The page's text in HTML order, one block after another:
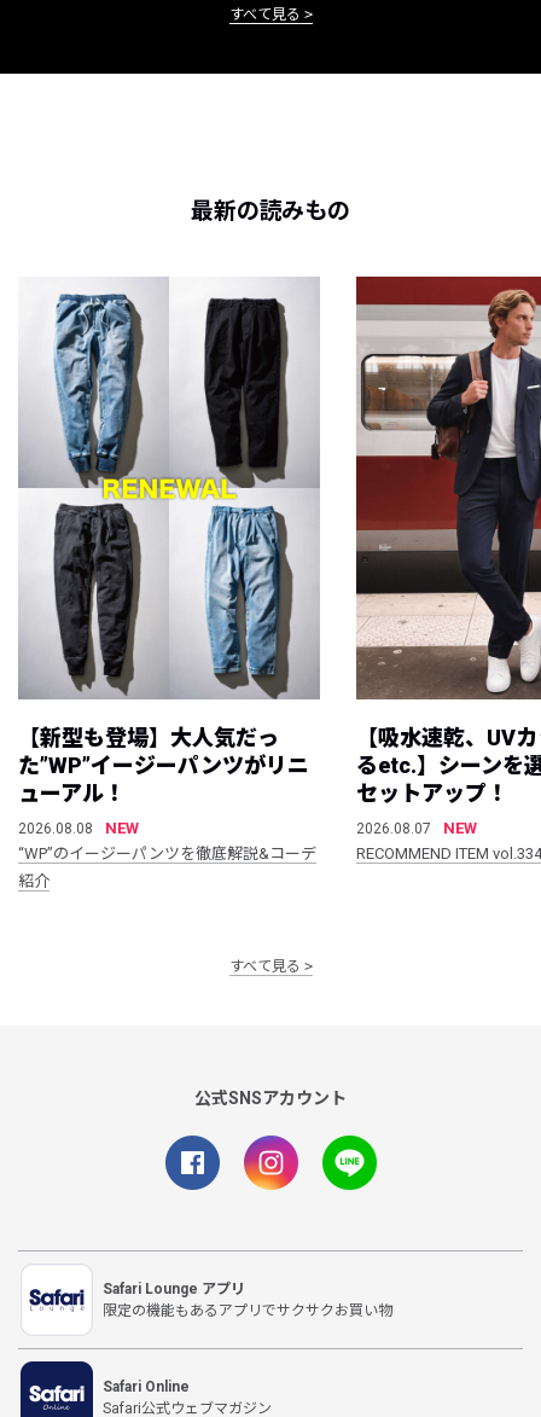
すべて見る
最新の読みもの
【新型も登場】大人気だっ
た”WP”イージーパンツがリニ
ューアル！
2026.08.08
NEW
“WP”のイージーパンツを徹底解説&コーデ
紹介
【吸水速乾、UV
るetc.】シーンを
セットアップ！
2026.08.07
NEW
RECOMMEND ITEM vol.334
すべて見る
公式SNSアカウント
Safari Lounge アプリ
限定の機能もあるアプリでサクサクお買い物
Safari Online
Safari公式ウェブマガジン